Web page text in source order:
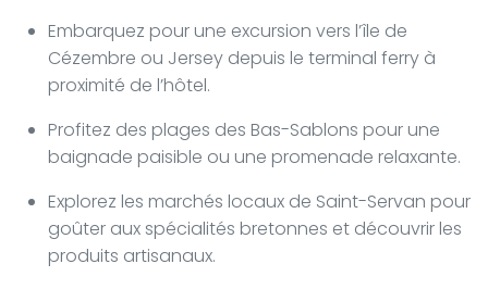
Embarquez pour une excursion vers l’île de
Cézembre ou Jersey depuis le terminal ferry à
proximité de l’hôtel.
Profitez des plages des Bas-Sablons pour une
baignade paisible ou une promenade relaxante.
Explorez les marchés locaux de Saint-Servan pour
goûter aux spécialités bretonnes et découvrir les
produits artisanaux.